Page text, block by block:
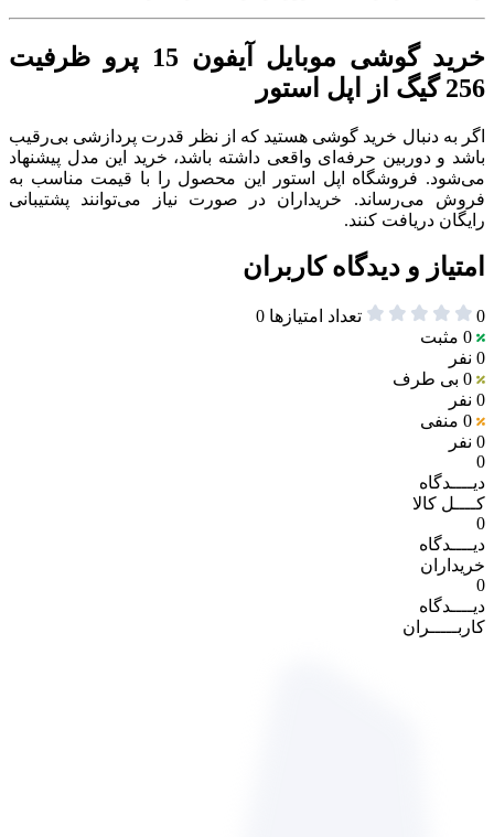
خرید گوشی موبایل آیفون 15 پرو ظرفیت
256 گیگ از اپل استور
اگر به دنبال خرید گوشی هستید که از نظر قدرت پردازشی بی‌رقیب
باشد و دوربین حرفه‌ای واقعی داشته باشد، خرید این مدل پیشنهاد
می‌شود. فروشگاه اپل استور این محصول را با قیمت مناسب به
فروش می‌رساند. خریداران در صورت نیاز می‌توانند پشتیبانی
رایگان دریافت کنند.
امتیاز و دیدگاه کاربران
0 تعداد امتیازها 0
0 مثبت
0 نفر
0 بی طرف
0 نفر
0 منفی
0 نفر
0
دیــــدگاه
کــــل کالا
0
دیــــدگاه
خریداران
0
دیــــدگاه
کاربـــــران